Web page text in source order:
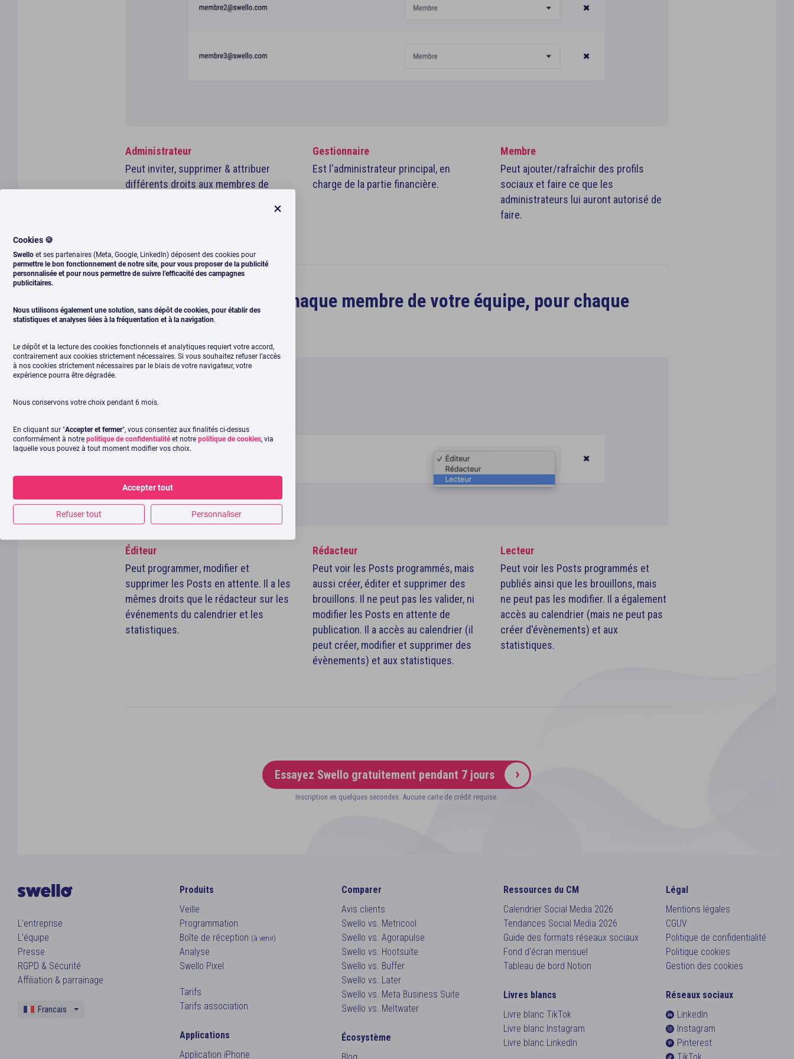
Administrateur
Peut inviter, supprimer & attribuer
différents droits aux membres de
Gestionnaire
Est l'administrateur principal, en
charge de la partie financière.
Membre
Peut ajouter/rafraîchir des profils
sociaux et faire ce que les
administrateurs lui auront autorisé de
faire.
Définissez le rôle de chaque membre de votre équipe, pour chaque
profil social
Éditeur
Peut programmer, modifier et
supprimer les Posts en attente. Il a les
mêmes droits que le rédacteur sur les
événements du calendrier et les
statistiques.
Rédacteur
Peut voir les Posts programmés, mais
aussi créer, éditer et supprimer des
brouillons. Il ne peut pas les valider, ni
modifier les Posts en attente de
publication. Il a accès au calendrier (il
peut créer, modifier et supprimer des
évènements) et aux statistiques.
Lecteur
Peut voir les Posts programmés et
publiés ainsi que les brouillons, mais
ne peut pas les modifier. Il a également
accès au calendrier (mais ne peut pas
créer d'évènements) et aux
statistiques.
Essayez Swello gratuitement pendant 7 jours
Inscription en quelques secondes. Aucune carte de crédit requise.
L'entreprise
L'équipe
Presse
RGPD & Sécurité
Affiliation & parrainage
Francais
Produits
Veille
Programmation
Boîte de réception (à venir)
Analyse
Swello Pixel
Tarifs
Tarifs association
Applications
Application iPhone
Comparer
Avis clients
Swello vs. Metricool
Swello vs. Agorapulse
Swello vs. Hootsuite
Swello vs. Buffer
Swello vs. Later
Swello vs. Meta Business Suite
Swello vs. Meltwater
Écosystème
Ressources du CM
Calendrier Social Media 2026
Tendances Social Media 2026
Guide des formats réseaux sociaux
Fond d'écran mensuel
Tableau de bord Notion
Livres blancs
Livre blanc TikTok
Livre blanc Instagram
Livre blanc LinkedIn
Légal
Mentions légales
CGUV
Politique de confidentialité
Politique cookies
Gestion des cookies
Réseaux sociaux
LinkedIn
Instagram
Pinterest
Cookies 🍪
Swello et ses partenaires (Meta, Google, LinkedIn) déposent des cookies pour
permettre le bon fonctionnement de notre site, pour vous proposer de la publicité
personnalisée et pour nous permettre de suivre l’efficacité des campagnes
publicitaires.
Nous utilisons également une solution, sans dépôt de cookies, pour établir des
statistiques et analyses liées à la fréquentation et à la navigation.
Le dépôt et la lecture des cookies fonctionnels et analytiques requiert votre accord,
contrairement aux cookies strictement nécessaires. Si vous souhaitez refuser l’accès
à nos cookies strictement nécessaires par le biais de votre navigateur, votre
expérience pourra être dégradée.
Nous conservons votre choix pendant 6 mois.
En cliquant sur "Accepter et fermer", vous consentez aux finalités ci-dessus
conformément à notre politique de confidentialitéet notre politique de cookies, via
laquelle vous pouvez à tout moment modifier vos choix.
Accepter tout
Refuser tout Personnaliser